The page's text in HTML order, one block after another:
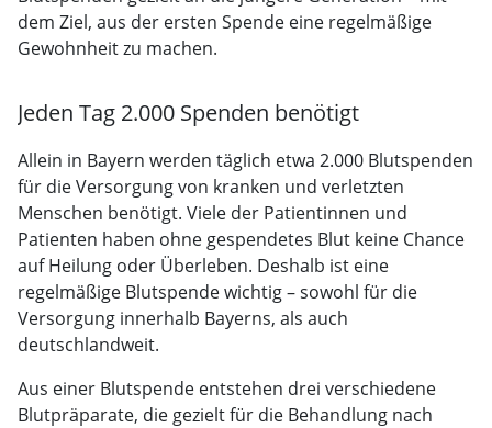
dem Ziel, aus der ersten Spende eine regelmäßige
Gewohnheit zu machen.
Jeden Tag 2.000 Spenden benötigt
Allein in Bayern werden täglich etwa 2.000 Blutspenden
für die Versor­gung von kranken und verletzten
Menschen benötigt. Viele der Patientinnen und
Patienten haben ohne gespendetes Blut keine Chance
auf Heilung oder Überleben. Deshalb ist eine
regelmäßige Blutspende wichtig – sowohl für die
Versorgung innerhalb Bayerns, als auch
deutschlandweit.
Aus einer Blutspende entstehen drei verschiedene
Blutpräparate, die gezielt für die Behandlung nach